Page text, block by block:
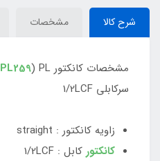
شرح کالا مشخصات
مشخصات کانکتور PL259
سرکابلی 1/2LCF
زاویه کانکتور : straight
کانکتور کابل : 1/2LCF